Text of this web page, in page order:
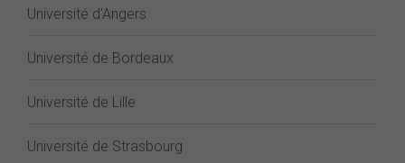
Université d'Angers
Université de Bordeaux
Université de Lille
Université de Strasbourg